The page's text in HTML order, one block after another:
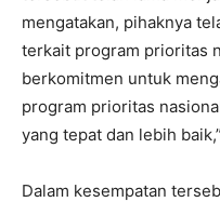
mengatakan, pihaknya
terkait program prioritas
berkomitmen untuk
program prioritas
yang tepat dan lebih
Dalam kesempatan